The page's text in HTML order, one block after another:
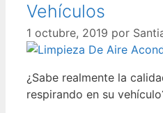
Vehículos
1 octubre, 2019 por
¿Sabe realmente la
respirando en su